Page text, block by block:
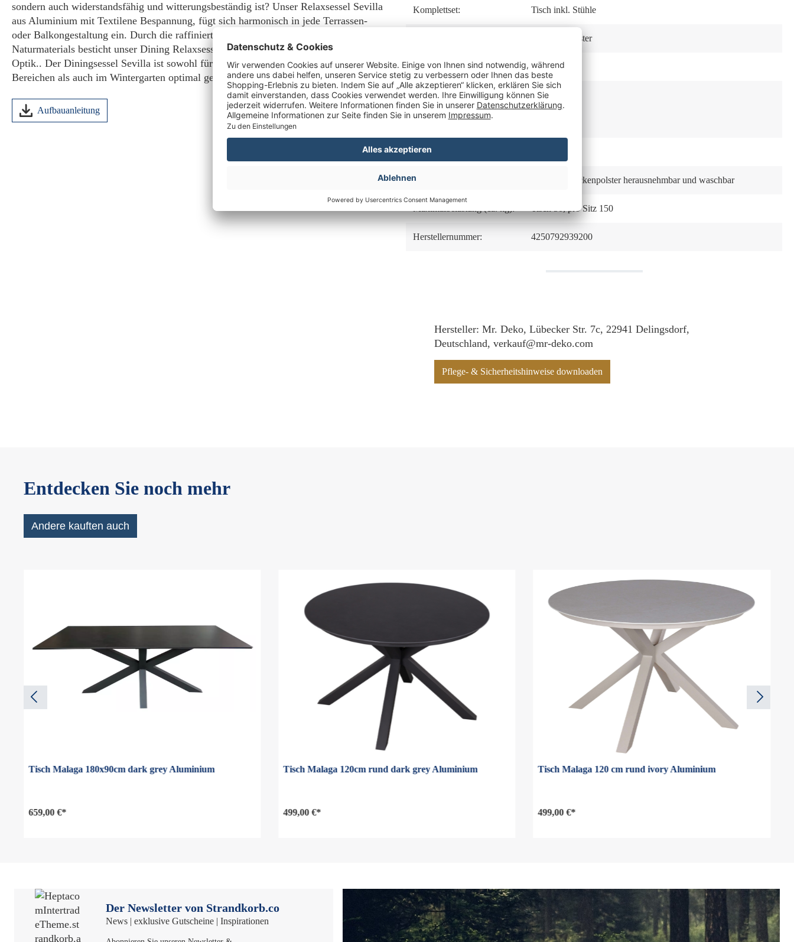
sondern auch widerstandsfähig und witterungsbeständig ist? Unser Relaxsessel Sevilla
aus Aluminium mit Textilene Bespannung, fügt sich harmonisch in jede Terrassen-
oder Balkongestaltung ein. Durch die raffinierte Ausstrahlung des hochwertigen
Naturmaterials besticht unser Dining Relaxsessel Sevilla durch eine zeitlos elegante
Optik.. Der Diningsessel Sevilla ist sowohl für den Einsatz in großzügigen Outdoor-
Bereichen als auch im Wintergarten optimal geeignet.
Aufbauanleitung
Komplettset: Tisch inkl. Stühle
100 % Polyester
Tisch Gestell: Cross Gestell
Abstand zwischen Boden
und Armlehne Oberkante
63 cm
Tisch Form:
Kissenausstattung: Sitz- und Rückenpolster herausnehmbar und waschbar
Tisch 50, pro Sitz 150
Herstellernummer: 4250792939200
Hersteller: Mr. Deko, Lübecker Str. 7c, 22941 Delingsdorf,
Deutschland, verkauf@mr-deko.com
Pflege- & Sicherheitshinweise downloaden
Entdecken Sie noch mehr
Andere kauften auch
Tisch Malaga 180x90cm dark grey Aluminium
659,00 €*
Tisch Malaga 120cm rund dark grey Aluminium
499,00 €*
Tisch Malaga 120 cm rund ivory Aluminium
499,00 €*
Der Newsletter von Strandkorb.co
News | exklusive Gutscheine | Inspirationen